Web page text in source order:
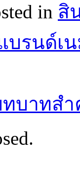
in สิ
บรนด์เ
ทบาท